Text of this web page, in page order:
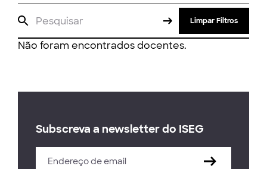
Limpar Filtros
Não foram encontrados docentes.
Subscreva a newsletter do ISEG